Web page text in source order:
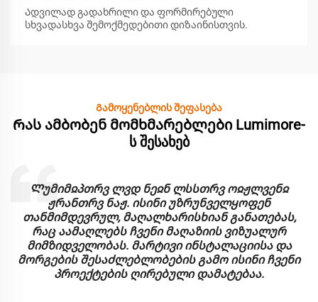
Ადვილად გადახრილი და ფორმირებული
სხვადასხვა შემოქმედებითი დიზაინისთვის.
Გამოყენებლის შეფასება
Რას ამბობენ მომხმარებლები Lumimore-
ს შესახებ
Ლუმიმჲპთრვ ლვდ ნეჲნ ლსსთრვ ოჲჟლვენჲ
ჟრანთრვ ნაჟ. ისინი უზრუნველყოფენ
თანმიმდევრულ, მაღალხარისხიან განათებას,
რაც აამაღლებს ჩვენი მაღაზიის ვიზუალურ
მიმზიდველობას. მარტივი ინსტალაციისა და
მორგების შესაძლებლობების გამო ისინი ჩვენი
პროექტების ღირებული დამატებაა.